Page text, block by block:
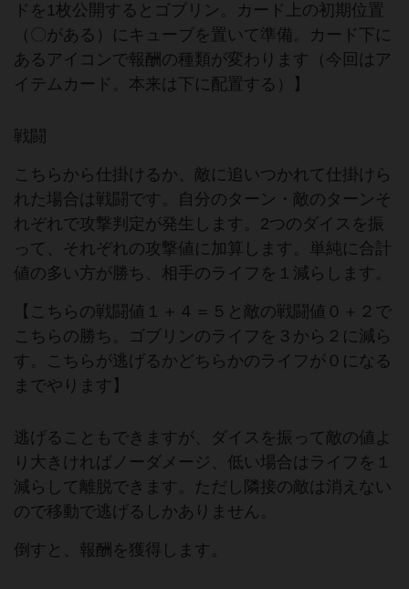
ドを1枚公開するとゴブリン。カード上の初期位置
（〇がある）にキューブを置いて準備。カード下に
あるアイコンで報酬の種類が変わります（今回はア
イテムカード。本来は下に配置する）】
戦闘
こちらから仕掛けるか、敵に追いつかれて仕掛けら
れた場合は戦闘です。自分のターン・敵のターンそ
れぞれで攻撃判定が発生します。2つのダイスを振
って、それぞれの攻撃値に加算します。単純に合計
値の多い方が勝ち、相手のライフを１減らします。
【こちらの戦闘値１＋４＝５と敵の戦闘値０＋２で
こちらの勝ち。ゴブリンのライフを３から２に減ら
す。こちらが逃げるかどちらかのライフが０になる
までやります】
逃げることもできますが、ダイスを振って敵の値よ
り大きければノーダメージ、低い場合はライフを１
減らして離脱できます。ただし隣接の敵は消えない
ので移動で逃げるしかありません。
倒すと、報酬を獲得します。